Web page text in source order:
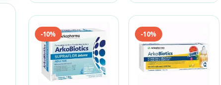
-10% -10%